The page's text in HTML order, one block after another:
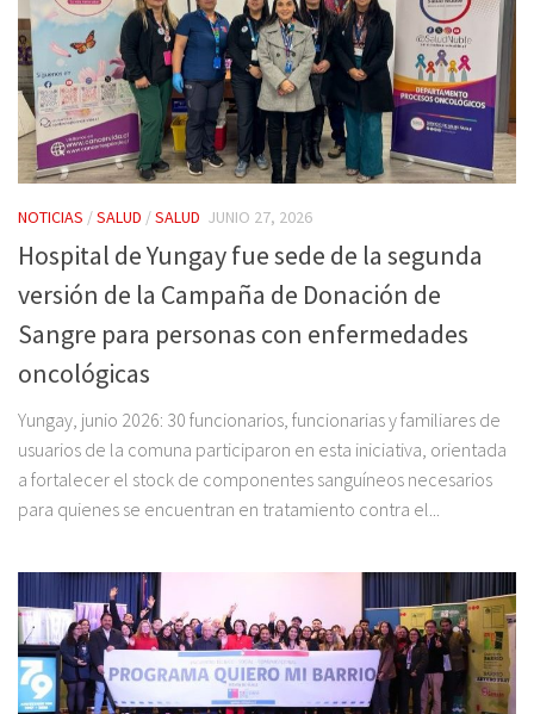
NOTICIAS /SALUD /SALUD JUNIO 27, 2026
Hospital de Yungay fue sede de la segunda
versión de la Campaña de Donación de
Sangre para personas con enfermedades
oncológicas
Yungay, junio 2026: 30 funcionarios, funcionarias y familiares de
usuarios de la comuna participaron en esta iniciativa, orientada
a fortalecer el stock de componentes sanguíneos necesarios
para quienes se encuentran en tratamiento contra el...